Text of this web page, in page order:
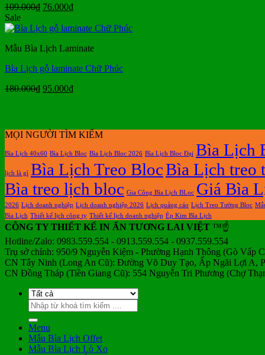
109.000₫ Giá
là:
76.000₫Giá
tại
76.000₫.
Sale
Mẫu Bìa Lịch Laminate
Bìa Lịch gỗ laminate Chữ Phúc
180.000₫ Giá
95.000₫Giá
95.000₫.
MỌI NGƯỜI TÌM KIẾM
Bìa Lịch 40x60 Bìa Lịch Bloc Bìa Lịch Bloc 2026 Bìa Lịch Bloc Đại Bìa Lịch
lịch là gì Bìa Lịch Treo BlocBìa Lịch treo
Bìa treo lịch bloc Gia Công Bìa Lịch BLoc Giá Bìa
2026 Lịch doanh nghiệp Lịch doanh nghiệp 2026 Lịch quảng cáo Lịch Treo Tường Bloc
Bìa Lịch Thiết kế lịch công ty Thiết kế lịch doanh nghiệp Ép Kim Bìa Lịch
CÔNG TY THIẾT KẾ IN ẤN TƯƠNG LAI VIỆT ™☝️
Hotline/Zalo: 0983.559.554 - 0913.559.554 - 0937.559.554
Trụ sở chính: 950/9 Nguyễn Kiệm - Phường Hạnh Thông (Gò Vấp
CN Tây Ninh (Long An Cũ): Đường Võ Duy Tạo, Ấp Ngãi Lợi A,
CN Đồng Tháp (Tiền Giang Cũ): 554 Nguyễn Tri Phương (Chợ
Tìm
kiếm:
Menu
Mẫu Bìa Lịch Offet
Mẫu Bìa Lịch Lò Xo